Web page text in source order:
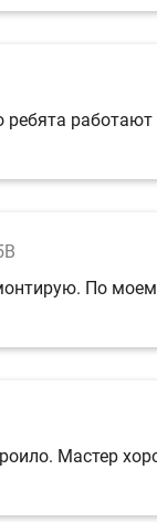
По
Мастер